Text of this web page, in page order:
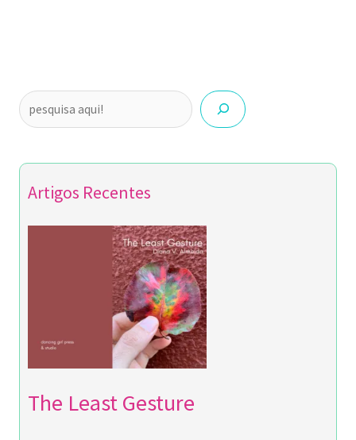
Artigos Recentes
The Least Gesture